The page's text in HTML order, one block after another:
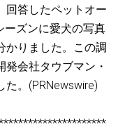
回答したペットオー
ーズンに愛犬の写真
かりました。この調
会社タウブマン・
た。(PRNewswire)